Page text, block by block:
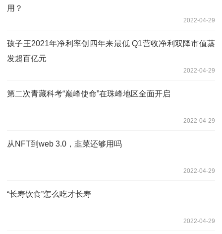
用？
2022-04-29
孩子王2021年净利率创四年来最低 Q1营收净利双降市值蒸
发超百亿元
2022-04-29
第二次青藏科考“巅峰使命”在珠峰地区全面开启
2022-04-29
从NFT到web 3.0，韭菜还够用吗
2022-04-29
“长寿饮食”怎么吃才长寿
2022-04-29